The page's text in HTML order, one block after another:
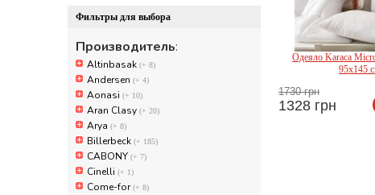
Фильтры для выбора
Производитель:
Altinbasak (+ 8)
Andersen (+ 4)
Aonasi (+ 10)
Aran Clasy (+ 20)
Arya (+ 8)
Billerbeck (+ 185)
CABONY (+ 7)
Cinelli (+ 1)
Come-for(+ 8)
Одеяло Karaca
95x145
1730 грн
1328 грн